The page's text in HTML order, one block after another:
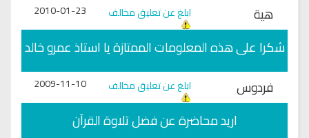
هية ابلغ عن تعليق مخالف 2010-01-23
شكرا على هذه المعلومات الممتازة يا استاذ عمرو خالد
فردوس
ابلغ عن تعليق مخالف 2009-11-10
اريد محاضرة عن فضل تلاوة القرآن